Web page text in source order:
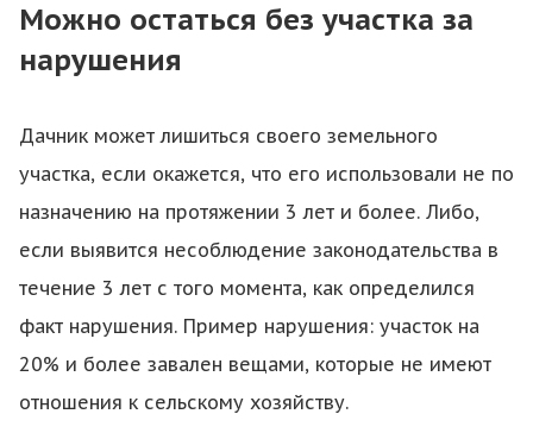
Можно остаться без участка за
нарушения
Дачник может лишиться своего земельного
участка, если окажется, что его использовали не по
назначению на протяжении 3 лет и более. Либо,
если выявится несоблюдение законодательства в
течение 3 лет с того момента, как определился
факт нарушения. Пример нарушения: участок на
20% и более завален вещами, которые не имеют
отношения к сельскому хозяйству.